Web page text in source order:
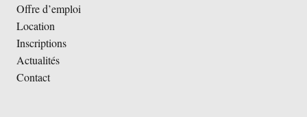
Offre d’emploi
Location
Inscriptions
Actualités
Contact